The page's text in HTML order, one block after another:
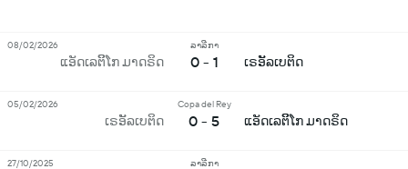
ແອັດເລຕິິໂກ ມາດຣິດ
ລາລີກາ
0 - 1 ເຣອັັລເບຕິດ
08/02/2026
ເຣອັັລເບຕິດ
Copa del Rey
0 - 5 ແອັດເລຕິິໂກ ມາດຣິດ
05/02/2026
ລາລີກາ
27/10/2025